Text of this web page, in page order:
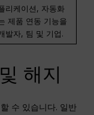
리케이션, 자동화
제품 연동 기능을
발자, 팀 및 기업.
해지
수 있습니다. 일반